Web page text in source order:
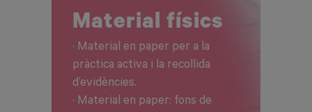
Material físics
· Material en paper per a la
pràctica activa i la recollida
d’evidències.
· Material en paper: fons de